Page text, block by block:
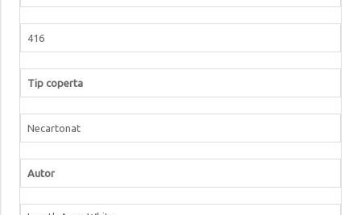
416
Tip coperta
Necartonat
Autor